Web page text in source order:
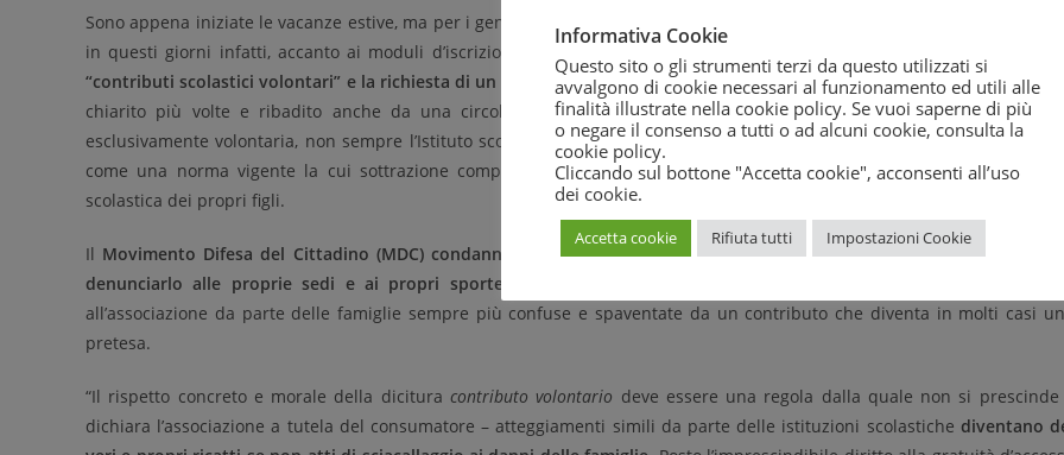
Sono appena iniziate le vacanze estive, ma per i genitori è già tempo di pensare nuovamente all’iscrizione a scuola. Proprio
in questi giorni infatti, accanto ai moduli d’iscrizione, campeggiano in bella vista i bollettini prestampati con la dicitura
“contributi scolastici volontari” e la richiesta di un versamento che oscilla tra i 50 e i 100 euro a famiglia.Seppur sia stato
chiarito più volte e ribadito anche da una circolare del MIUR nel mese di marzo che il contributo ha una natura
esclusivamente volontaria, non sempre l’Istituto scolastico chiarisce alle famiglie questo aspetto, presentando la richiesta
come una norma vigente la cui sottrazione comporterà inevitabilmente pesanti ricadute sulla formazione e sulla vita
scolastica dei propri figli.
Il Movimento Difesa del Cittadino (MDC) condanna questo atteggiamento e invita piuttosto i cittadini a continuare a
denunciarlo alle proprie sedi e ai propri sportelli.
all’associazione da parte delle famiglie sempre più confuse e spaventate da un contributo che diventa in molti casi
pretesa.
“Il rispetto concreto e morale della dicitura contributo volontario deve essere una regola dalla quale non si prescinde
dichiara l’associazione a tutela del consumatore – atteggiamenti simili da parte delle istituzioni scolastiche diventano
Informativa Cookie
Questo sito o gli strumenti terzi da questo utilizzati si
avvalgono di cookie necessari al funzionamento ed utili alle
finalità illustrate nella cookie policy. Se vuoi saperne di più
o negare il consenso a tutti o ad alcuni cookie, consulta la
cookie policy.
Cliccando sul bottone "Accetta cookie", acconsenti all’uso
dei cookie.
Accetta cookie Rifiuta tutti Impostazioni Cookie